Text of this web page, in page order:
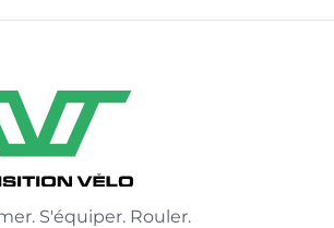
S'équiper. Rouler.